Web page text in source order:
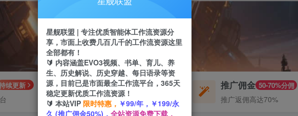
续更新 每周免费工作流 体验
不定期更新
推广佣金 50-70%分佣
推广返佣高达70%
星舰联盟 | 专注优质智能体工作流资源分
享，市面上收费几百几千的工作流资源这里
全部都有！
🔰 内容涵盖EVO3视频、书单、育儿、养
生、历史解说、历史穿越、每日语录等资
源，目前已是市面最全工作流平台，365天
稳定更新优质工作流资源！
🔰 本站VIP 限时特惠， ￥99/年，￥199/永
久 (推广佣金50%)， 全站资源免费下载，